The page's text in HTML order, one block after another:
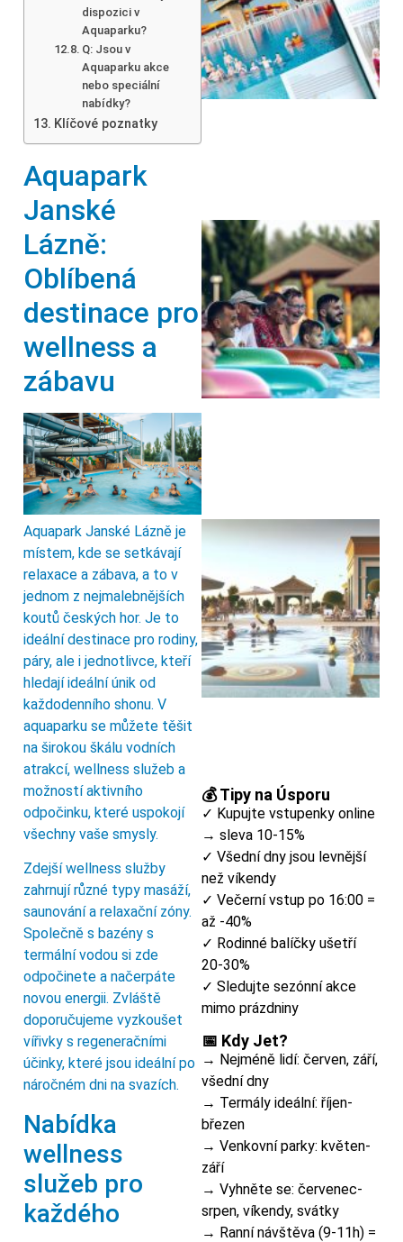
dispozici v
Aquaparku?
Q: Jsou v
Aquaparku akce
nebo speciální
nabídky?
Klíčové poznatky
Aquapark
Janské
Lázně:
Oblíbená
destinace pro
wellness a
zábavu
Aquapark Janské Lázně je
místem, kde se setkávají
relaxace a zábava, a to v
jednom z nejmalebnějších
koutů českých hor. Je to
ideální destinace pro rodiny,
páry, ale i jednotlivce, kteří
hledají ideální únik od
každodenního shonu. V
aquaparku se můžete těšit
na širokou škálu vodních
atrakcí, wellness služeb a
možností aktivního
odpočinku, které uspokojí
všechny vaše smysly.
Zdejší wellness služby
zahrnují různé typy masáží,
saunování a relaxační zóny.
Společně s bazény s
termální vodou si zde
odpočinete a načerpáte
novou energii. Zvláště
doporučujeme vyzkoušet
vířivky s regeneračními
účinky, které jsou ideální po
náročném dni na svazích.
Nabídka
wellness
služeb pro
každého
💰 Tipy na Úsporu
✓ Kupujte vstupenky online
→ sleva 10-15%
✓ Všední dny jsou levnější
než víkendy
✓ Večerní vstup po 16:00 =
až -40%
✓ Rodinné balíčky ušetří
20-30%
✓ Sledujte sezónní akce
mimo prázdniny
📅 Kdy Jet?
→ Nejméně lidí: červen, září,
všední dny
→ Termály ideální: říjen-
březen
→ Venkovní parky: květen-
září
→ Vyhněte se: červenec-
srpen, víkendy, svátky
→ Ranní návštěva (9-11h) =